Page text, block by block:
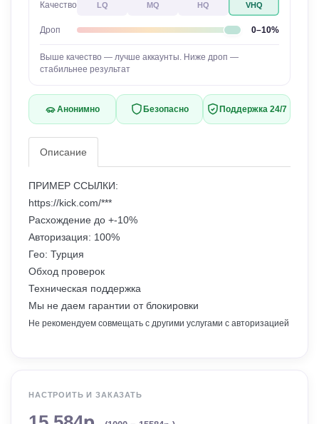
Качество LQ MQ HQ VHQ
Дроп 0–10%
Выше качество — лучше аккаунты. Ниже дроп —
стабильнее результат
Анонимно Безопасно Поддержка 24/7
Описание
ПРИМЕР ССЫЛКИ:
https://kick.com/***
Расхождение до +-10%
Авторизация: 100%
Гео: Турция
Обход проверок
Техническая поддержка
Мы не даем гарантии от блокировки
Не рекомендуем совмещать с другими услугами с авторизацией
НАСТРОИТЬ И ЗАКАЗАТЬ